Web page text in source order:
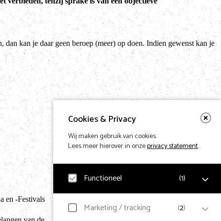
Cookies & Privacy
Wij maken gebruik van cookies.
Lees meer hierover in onzeprivacy statement.
Functioneel (1)
Noodzakelijk
Marketing / tracking (2)
kan je daar geen beroep (meer) op doen. Indien gewenst kan je
en -Festivals